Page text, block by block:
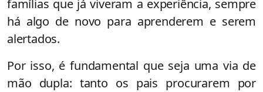
famílias que já viveram a experiência, sempre
há algo de novo para aprenderem e serem
alertados.
Por isso, é fundamental que seja uma via de
mão dupla: tanto os pais procurarem por